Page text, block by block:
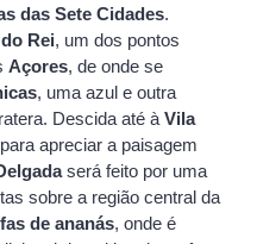
das Sete Cidades.
Rei, um dos pontos
Açores, de onde se
, uma azul e outra
Descida até à Vila
apreciar a paisagem
será feito por uma
sobre a região central da
de ananás, onde é